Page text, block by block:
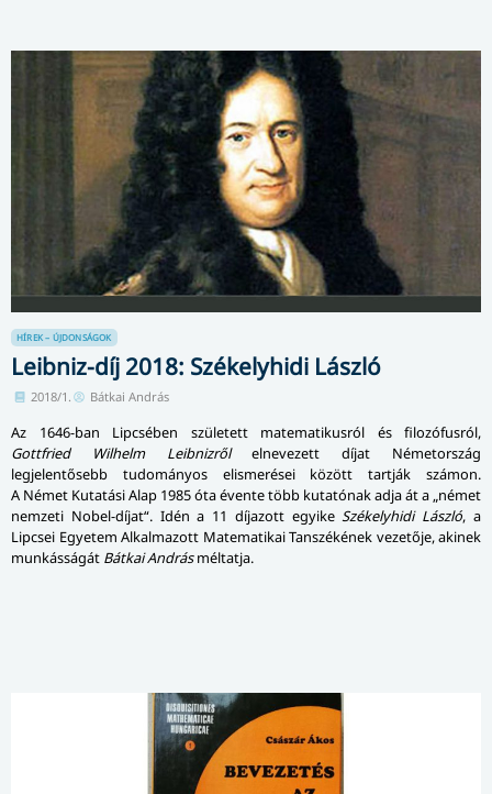
HÍREK – ÚJDONSÁGOK
Leibniz-díj 2018: Székelyhidi László
2018/1. Bátkai András
Az 1646-ban Lipcsében született matematikusról és filozófusról,
Gottfried Wilhelm Leibnizrőlelnevezett díjat Németország
legjelentősebb tudományos elismerései között tartják számon.
A Német Kutatási Alap 1985 óta évente több kutatónak adja át a „német
nemzeti Nobel-díjat“. Idén a 11 díjazott egyikeSzékelyhidi László, a
Lipcsei Egyetem Alkalmazott Matematikai Tanszékének vezetője, akinek
munkásságát Bátkai Andrásméltatja.